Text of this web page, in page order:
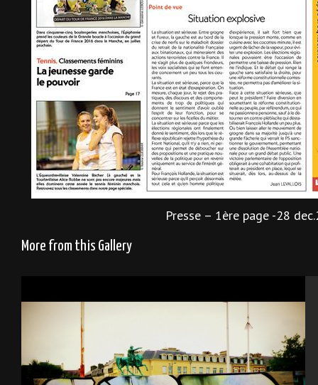
Presse – 1ère page -28
More from this Gallery